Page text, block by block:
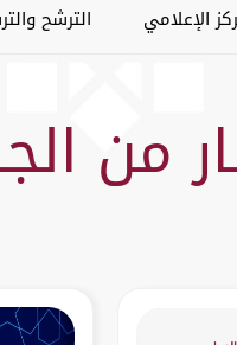
الإعلامي الترشح
من